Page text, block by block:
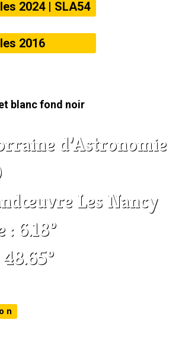
2024 | SLA54
2016
d’Astronomie
Les Nancy
6.18°